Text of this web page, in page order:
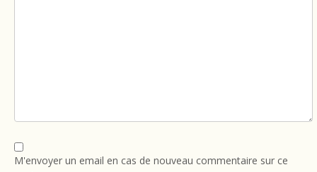
M'envoyer un email en cas de nouveau commentaire sur ce